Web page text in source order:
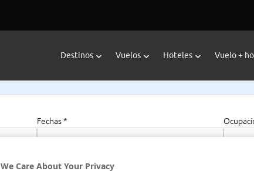
Destinos Vuelos Hoteles Vuelo +
Fechas *
We Care About Your Privacy